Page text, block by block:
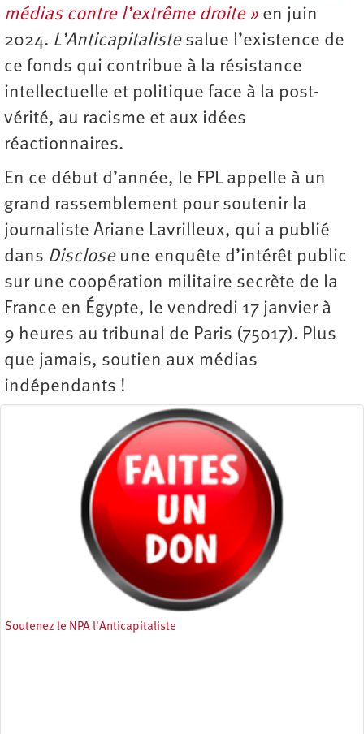
médias contre l’extrême droite »en juin
2024. L’Anticapitalistesalue l’existence de
ce fonds qui contribue à la résistance
intellectuelle et politique face à la post-
vérité, au racisme et aux idées
réactionnaires.
En ce début d’année, le FPL appelle à un
grand rassemblement pour soutenir la
journaliste Ariane Lavrilleux, qui a publié
dans Discloseune enquête d’intérêt public
sur une coopération militaire secrète de la
France en Égypte, le vendredi 17 janvier à
9 heures au tribunal de Paris (75017). Plus
que jamais, soutien aux médias
indépendants !
Soutenez le NPA l'Anticapitaliste